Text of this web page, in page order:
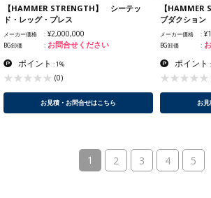
【HAMMER STRENGTH】 シーテッ
ド・レッグ・プレス
メーカー価格 ¥2,000,000
BG卸価 お問合せください
ポイント : 1%
(0)
お見積・お問合せはこちら
【
ブダクション
メーカー価格
BG卸価
ポイント
お見
1 (current)
2 3 4 5